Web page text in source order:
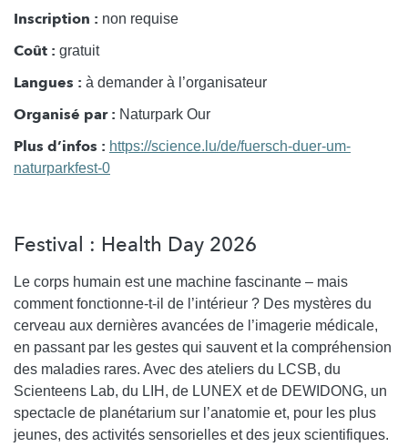
Inscription : non requise
Coût : gratuit
Langues : à demander à l’organisateur
Organisé par : Naturpark Our
Plus d’infos : https://science.lu/de/fuersch-duer-um-
naturparkfest-0
Festival : Health Day 2026
Le corps humain est une machine fascinante – mais
comment fonctionne-t-il de l’intérieur ? Des mystères du
cerveau aux dernières avancées de l’imagerie médicale,
en passant par les gestes qui sauvent et la compréhension
des maladies rares. Avec des ateliers du LCSB, du
Scienteens Lab, du LIH, de LUNEX et de DEWIDONG, un
spectacle de planétarium sur l’anatomie et, pour les plus
jeunes, des activités sensorielles et des jeux scientifiques.